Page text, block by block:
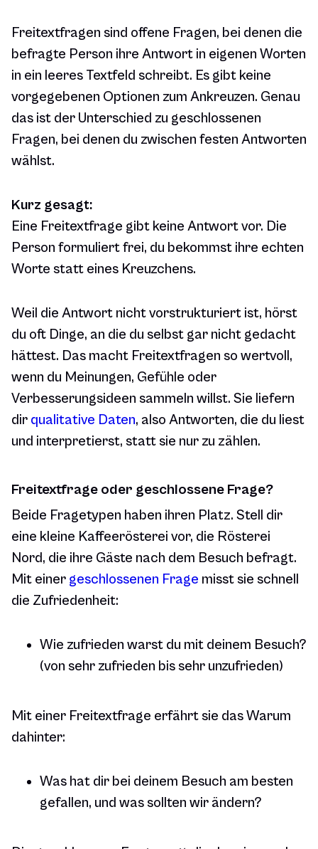
Freitextfragen sind offene Fragen, bei denen die
befragte Person ihre Antwort in eigenen Worten
in ein leeres Textfeld schreibt. Es gibt keine
vorgegebenen Optionen zum Ankreuzen. Genau
das ist der Unterschied zu geschlossenen
Fragen, bei denen du zwischen festen Antworten
wählst.
Kurz gesagt:
Eine Freitextfrage gibt keine Antwort vor. Die
Person formuliert frei, du bekommst ihre echten
Worte statt eines Kreuzchens.
Weil die Antwort nicht vorstrukturiert ist, hörst
du oft Dinge, an die du selbst gar nicht gedacht
hättest. Das macht Freitextfragen so wertvoll,
wenn du Meinungen, Gefühle oder
Verbesserungsideen sammeln willst. Sie liefern
dir qualitative Daten, also Antworten, die du liest
und interpretierst, statt sie nur zu zählen.
Freitextfrage oder geschlossene Frage?
Beide Fragetypen haben ihren Platz. Stell dir
eine kleine Kaffeerösterei vor, die Rösterei
Nord, die ihre Gäste nach dem Besuch befragt.
Mit einer geschlossenen Frage misst sie schnell
die Zufriedenheit:
Wie zufrieden warst du mit deinem Besuch?
(von sehr zufrieden bis sehr unzufrieden)
Mit einer Freitextfrage erfährt sie das Warum
dahinter:
Was hat dir bei deinem Besuch am besten
gefallen, und was sollten wir ändern?